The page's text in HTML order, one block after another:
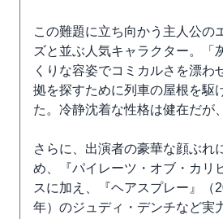
この難題に立ち向かう主人公の
ズと並ぶ人気キャラクター。「
くりな容姿でコミカルさを漂
拠を探すために列車の屋根を駆
た。冷静沈着な性格は健在だが
さらに、出演者の豪華な顔ぶれ
め、『パイレーツ・オブ・カリ
スに加え、『ヘアスプレー』（
年）のジュディ・デンチなど実